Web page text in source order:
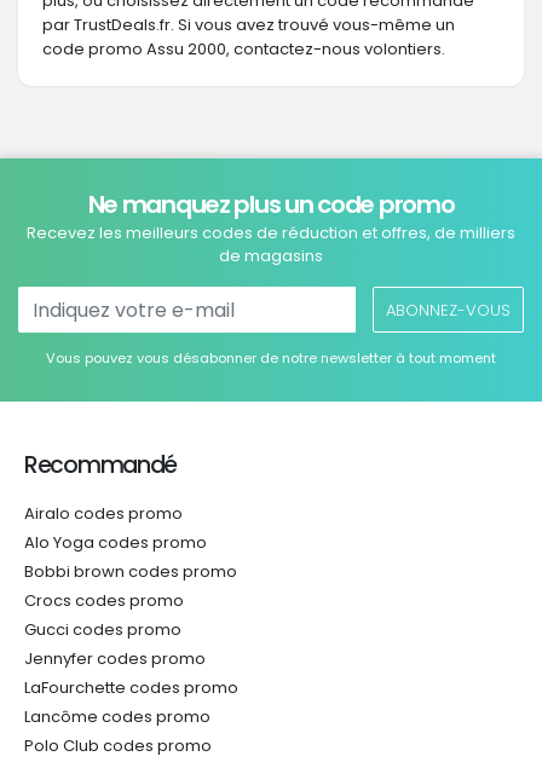
par TrustDeals.fr. Si vous avez trouvé vous-même un
code promo Assu 2000, contactez-nous volontiers.
Ne manquez plus un code promo
Recevez les meilleurs codes de réduction et offres, de milliers
de magasins
ABONNEZ-VOUS
Vous pouvez vous désabonner de notre newsletter à tout moment
Recommandé
Airalo codes promo
Alo Yoga codes promo
Bobbi brown codes promo
Crocs codes promo
Gucci codes promo
Jennyfer codes promo
LaFourchette codes promo
Lancôme codes promo
Polo Club codes promo